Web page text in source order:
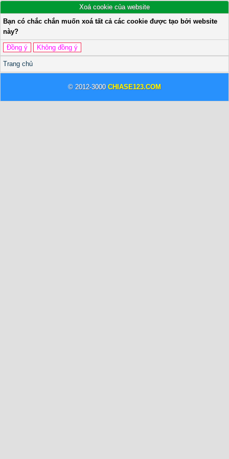
Xoá cookie của website
Bạn có chắc chắn muốn xoá tất cả các cookie được tạo bởi website
này?
Trang chủ
© 2012-3000 CHIASE123.COM